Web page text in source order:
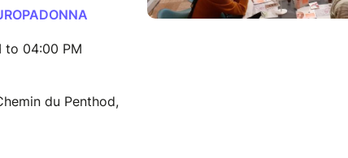
to 04:00 PM
du Penthod,